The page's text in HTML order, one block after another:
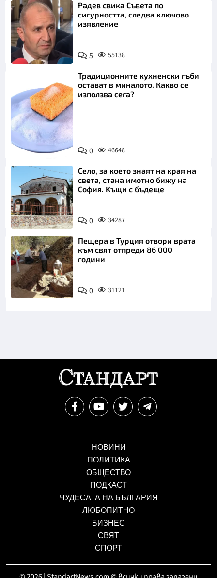
Радев свика Съвета по
сигурността, следва ключово
изявление
5 55138
Снимка:
Пиксабей
Традиционните кухненски гъби
остават в миналото. Какво се
използва сега?
0 46648
Село, за което знаят на края на
света, стана имотно бижу на
София. Къщи с бъдеще
0 34287
Пещера в Турция отвори врата
към свят отпреди 86 000
години
0 31121
НОВИНИ
ПОЛИТИКА
ОБЩЕСТВО
ПОДКАСТ
ЧУДЕСАТА НА БЪЛГАРИЯ
ЛЮБОПИТНО
БИЗНЕС
СВЯТ
СПОРТ